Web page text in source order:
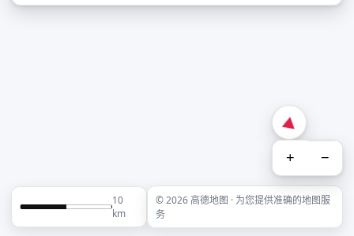
+ −
10
km
© 2026 高德地图 · 为您提供准确的地图服
务